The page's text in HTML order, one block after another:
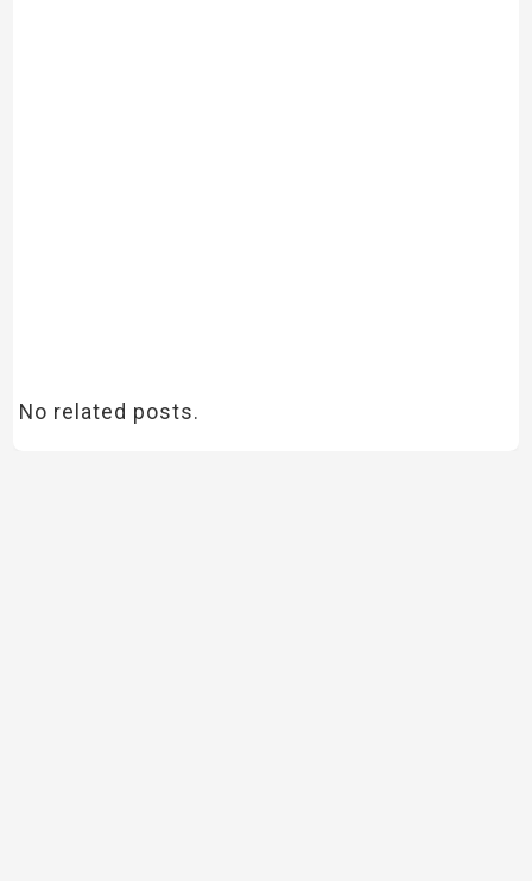
No related posts.